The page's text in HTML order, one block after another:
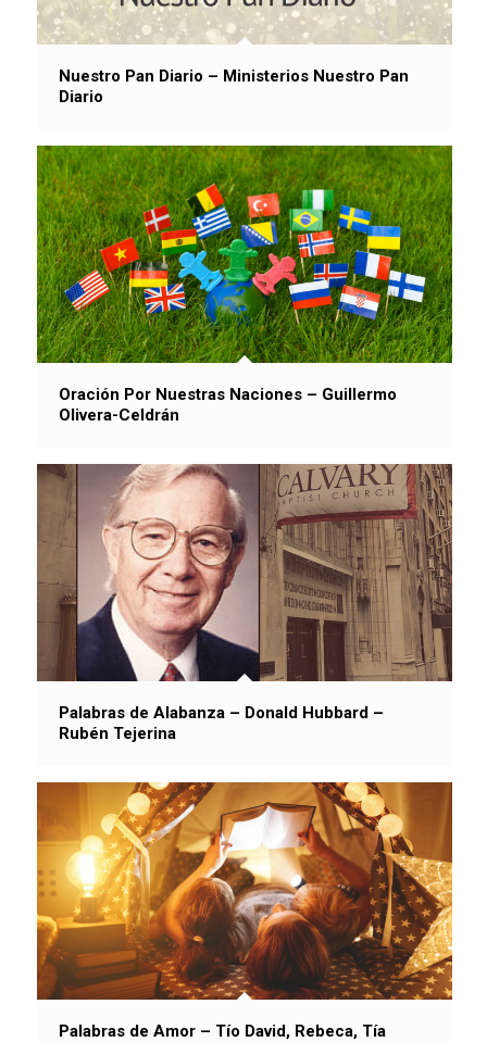
Nuestro Pan Diario – Ministerios Nuestro Pan
Diario
Oración Por Nuestras Naciones – Guillermo
Olivera-Celdrán
Palabras de Alabanza – Donald Hubbard –
Rubén Tejerina
Palabras de Amor – Tío David, Rebeca, Tía